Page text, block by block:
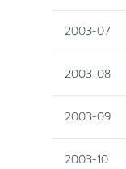
2003-07
2003-08
2003-09
2003-10